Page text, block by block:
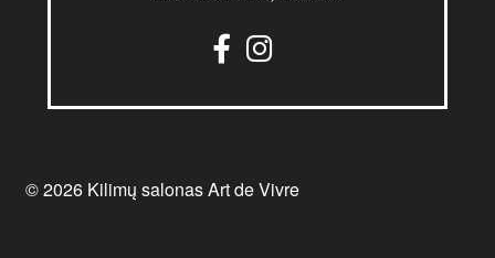
© 2026 Kilimų salonas Art de Vivre